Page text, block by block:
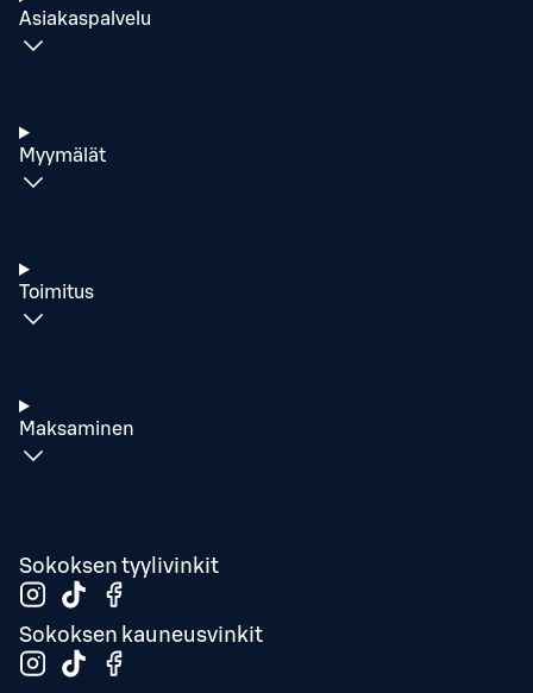
Asiakaspalvelu
Myymälät
Toimitus
Maksaminen
Sokoksen tyylivinkit
Sokoksen kauneusvinkit